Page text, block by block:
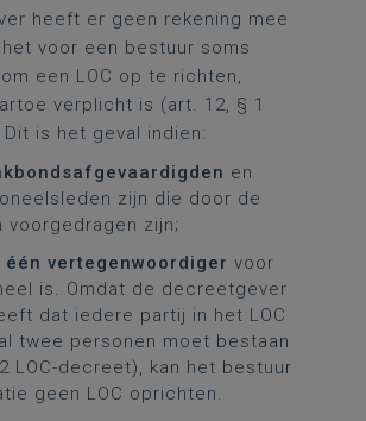
heeft er geen rekening mee
voor een bestuur soms
een LOC op te richten,
verplicht is (art. 12, § 1
is het geval indien:
en
zijn die door de
voorgedragen zijn;
vertegenwoordiger voor
is. Omdat de decreetgever
dat iedere partij in het LOC
twee personen moet bestaan
LOC-decreet), kan het bestuur
geen LOC oprichten.